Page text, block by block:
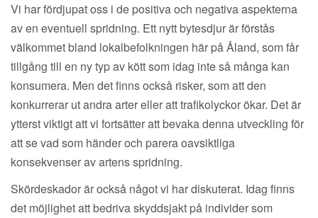
Vi har fördjupat oss i de positiva och negativa aspekterna
av en eventuell spridning. Ett nytt bytesdjur är förstås
välkommet bland lokalbefolkningen här på Åland, som får
tillgång till en ny typ av kött som idag inte så många kan
konsumera. Men det finns också risker, som att den
konkurrerar ut andra arter eller att trafikolyckor ökar. Det är
ytterst viktigt att vi fortsätter att bevaka denna utveckling för
att se vad som händer och parera oavsiktliga
konsekvenser av artens spridning.
Skördeskador är också något vi har diskuterat. Idag finns
det möjlighet att bedriva skyddsjakt på individer som